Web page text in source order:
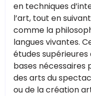
en techniques
l’art, tout en
comme la
langues vivantes.
études
bases nécessaires
des arts du
ou de la création